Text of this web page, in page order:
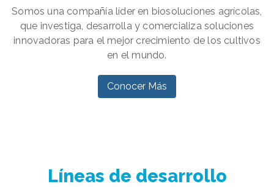
Somos una compañía líder en biosoluciones agrícolas,
que investiga, desarrolla y comercializa soluciones
innovadoras para el mejor crecimiento de los cultivos
en el mundo.
Conocer Más
Líneas de desarrollo